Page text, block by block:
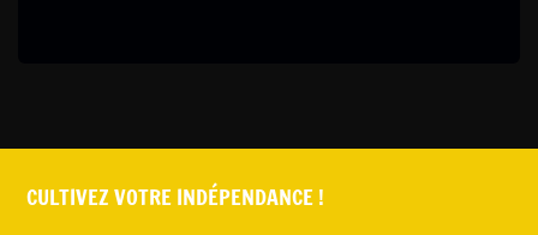
CULTIVEZ VOTRE INDÉPENDANCE !